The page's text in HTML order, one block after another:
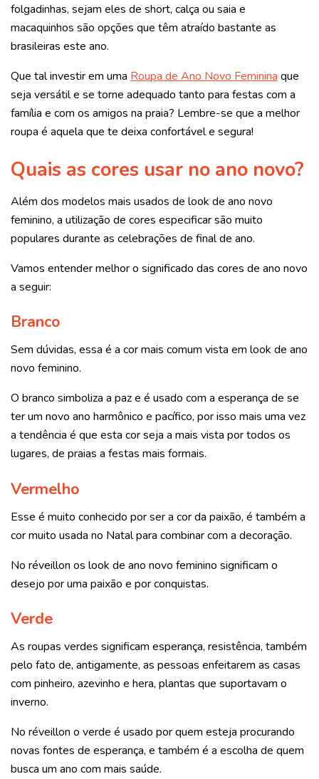
folgadinhas, sejam eles de short, calça ou saia e
macaquinhos são opções que têm atraído bastante as
brasileiras este ano.
Que tal investir em uma Roupa de Ano Novo Feminina que
seja versátil e se torne adequado tanto para festas com a
família e com os amigos na praia? Lembre-se que a melhor
roupa é aquela que te deixa confortável e segura!
Quais as cores usar no ano novo?
Além dos modelos mais usados de look de ano novo
feminino, a utilização de cores especificar são muito
populares durante as celebrações de final de ano.
Vamos entender melhor o significado das cores de ano novo
a seguir:
Branco
Sem dúvidas, essa é a cor mais comum vista em look de ano
novo feminino.
O branco simboliza a paz e é usado com a esperança de se
ter um novo ano harmônico e pacífico, por isso mais uma vez
a tendência é que esta cor seja a mais vista por todos os
lugares, de praias a festas mais formais.
Vermelho
Esse é muito conhecido por ser a cor da paixão, é também a
cor muito usada no Natal para combinar com a decoração.
No réveillon os look de ano novo feminino significam o
desejo por uma paixão e por conquistas.
Verde
As roupas verdes significam esperança, resistência, também
pelo fato de, antigamente, as pessoas enfeitarem as casas
com pinheiro, azevinho e hera, plantas que suportavam o
inverno.
No réveillon o verde é usado por quem esteja procurando
novas fontes de esperança, e também é a escolha de quem
busca um ano com mais saúde.